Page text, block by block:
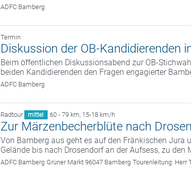
ADFC Bamberg
Termin
Diskussion der OB-Kandidierenden
Beim öffentlichen Diskussionsabend zur
beiden Kandidierenden den Fragen engagierter
ADFC Bamberg
Radtour mittel 60 - 79 km, 15-18 km/h
Zur Märzenbecherblüte nach
Von Bamberg aus geht es auf den Fränkischen Jura
Gelände bis nach Drosendorf an der Aufsess, zu den
ADFC Bamberg Grüner Markt 96047 Bamberg Tourenleitung: Herr